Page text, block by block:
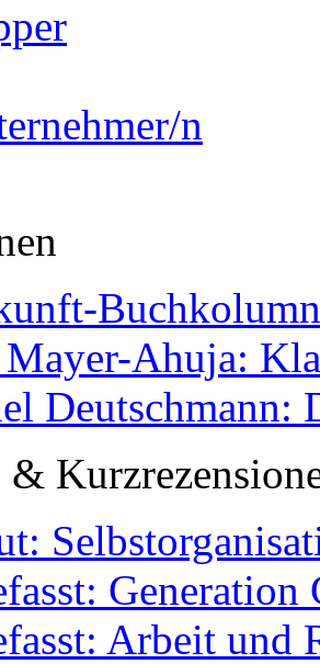
n
Ahuja:
Deutschmann:
&
Generation
Arbeit und